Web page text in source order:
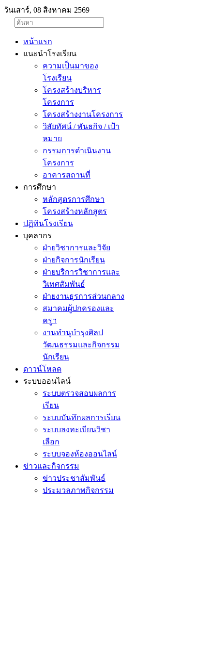
วันเสาร์, 08 สิงหาคม 2569
หน้าแรก
แนะนำโรงเรียน
ความเป็นมาของ
โรงเรียน
โครงสร้างบริหาร
โครงการ
โครงสร้างงานโครงการ
วิสัยทัศน์ / พันธกิจ / เป้า
หมาย
กรรมการดำเนินงาน
โครงการ
อาคารสถานที่
การศึกษา
หลักสูตรการศึกษา
โครงสร้างหลักสูตร
ปฏิทินโรงเรียน
บุคลากร
ฝ่ายวิชาการและวิจัย
ฝ่ายกิจการนักเรียน
ฝ่ายบริการวิชาการและ
วิเทศสัมพันธ์
ฝ่ายงานธุรการส่วนกลาง
สมาคมผู้ปกครองและ
ครูฯ
งานทำนุบำรุงศิลป
วัฒนธรรมและกิจกรรม
นักเรียน
ดาวน์โหลด
ระบบออนไลน์
ระบบตรวจสอบผลการ
เรียน
ระบบบันทึกผลการเรียน
ระบบลงทะเบียนวิชา
เลือก
ระบบจองห้องออนไลน์
ข่าวและกิจกรรม
ข่าวประชาสัมพันธ์
ประมวลภาพกิจกรรม